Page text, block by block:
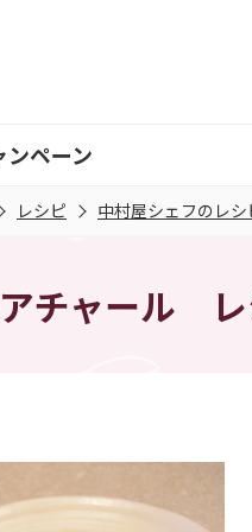
ンペーン
レシピ 中村屋シェフのレシ
チャール